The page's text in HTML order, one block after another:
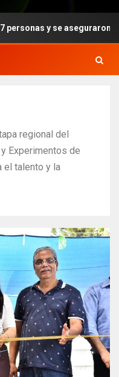
armas,
regional del
Experimentos de
el talento y la